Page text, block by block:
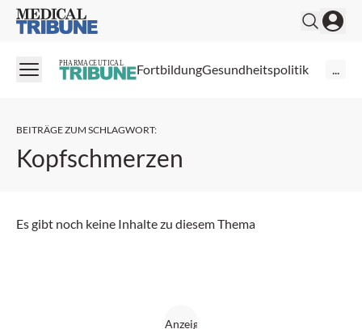
Medical Tribune
PHARMACEUTICAL FortbildungGesundheitspolitik ...
BEITRÄGE ZUM SCHLAGWORT:
Kopfschmerzen
Es gibt noch keine Inhalte zu diesem Thema